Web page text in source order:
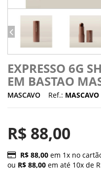
EXPRESSO 6G
EM BASTAO
MASCAVO Ref.: MASCAVO
R$ 88,00
R$ 88,00 em 1x no
ou R$ 88,00 em até 10x de